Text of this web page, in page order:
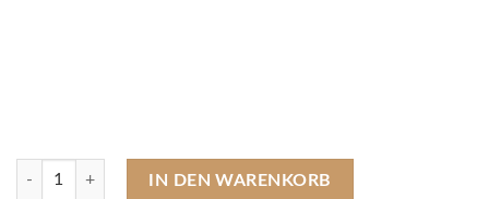
233 Acryl-Stange braun, ø 20 mm, Preis pro 0,25 m Menge
IN DEN WARENKORB